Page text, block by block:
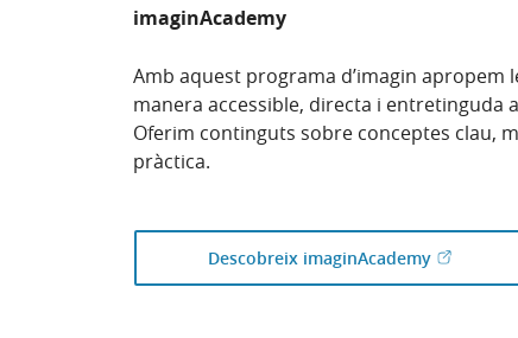
imaginAcademy
Amb aquest programa d’imagin apropem
manera accessible, directa i entretinguda
Oferim continguts sobre conceptes clau,
pràctica.
Descobreix imaginAcademy(Obre en